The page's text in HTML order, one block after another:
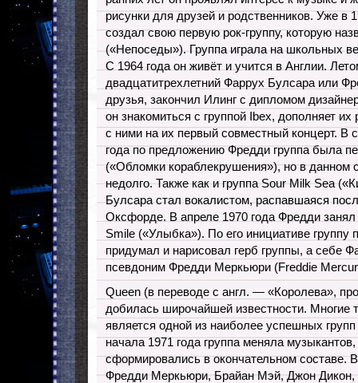
рисунки для друзей и родственников. Уже в
создал свою первую рок-группу, которую
(«Непоседы»). Группа играла на школьных
С 1964 года он живёт и учится в Англии.
двадцатитрехлетний Фаррух Булсара или
друзья, закончил Илинг с дипломом
он знакомиться с группой Ibex, дополняет их
с ними на их первый совместный концерт. В
года по предложению Фредди группа была
(«Обломки кораблекрушения»), но в данном
недолго. Также как и группа Sour Milk Sea
Булсара стал вокалистом, распавшаяся
Оксфорде. В апреле 1970 года Фредди занял
Smile («Улыбка»). По его инициативе группу
придумал и нарисовал герб группы, а себе
псевдоним Фредди Меркьюри (Freddie
Queen (в переводе с англ. — «Королева»,
добилась широчайшей известности. Многие
является одной из наиболее успешных
начала 1971 года группа меняла
сформировались в окончательном составе.
Фредди Меркьюри, Брайан Мэй, Джон Дикон,